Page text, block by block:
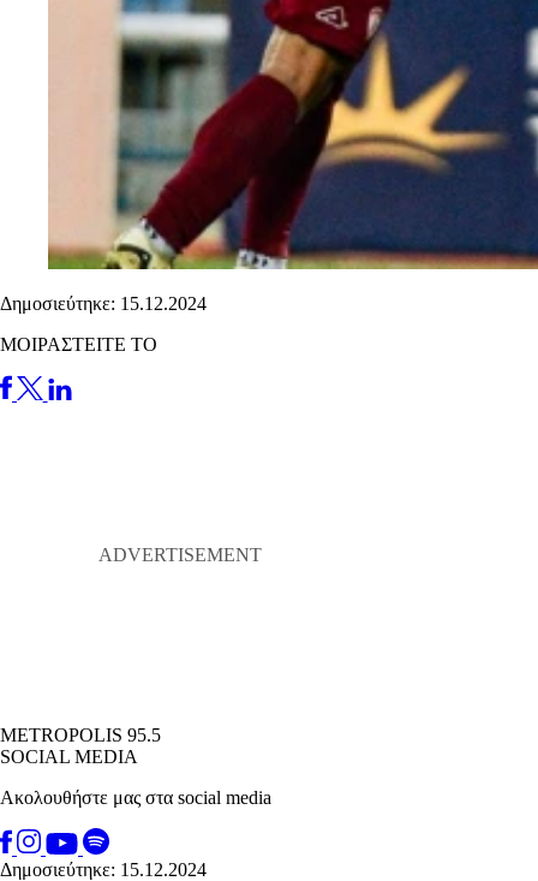
Δημοσιεύτηκε: 15.12.2024
ΜΟΙΡΑΣΤΕΙΤΕ ΤΟ
METROPOLIS 95.5
SOCIAL MEDIA
Ακολουθήστε μας στα social media
Δημοσιεύτηκε: 15.12.2024